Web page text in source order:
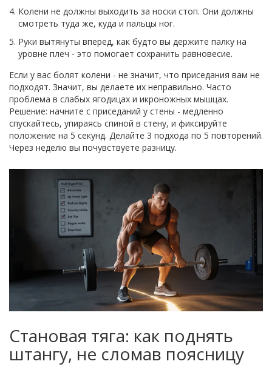
Колени не должны выходить за носки стоп. Они должны
смотреть туда же, куда и пальцы ног.
Руки вытянуты вперед, как будто вы держите палку на
уровне плеч - это помогает сохранить равновесие.
Если у вас болят колени - не значит, что приседания вам не
подходят. Значит, вы делаете их неправильно. Часто
проблема в слабых ягодицах и икроножных мышцах.
Решение: начните с приседаний у стены - медленно
спускайтесь, упираясь спиной в стену, и фиксируйте
положение на 5 секунд. Делайте 3 подхода по 5 повторений.
Через неделю вы почувствуете разницу.
Становая тяга: как поднять
штангу, не сломав поясницу